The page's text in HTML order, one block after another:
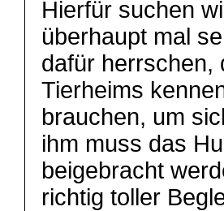
Hierfür suchen
überhaupt mal
dafür herrschen,
Tierheims
brauchen, um
ihm muss das
beigebracht
richtig toller